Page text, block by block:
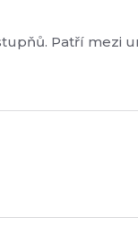
Patří mezi